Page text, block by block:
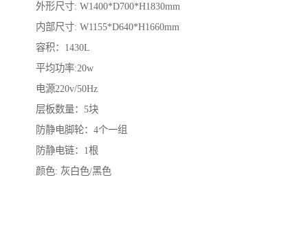
外形尺寸: W1400*D700*H1830mm
内部尺寸: W1155*D640*H1660mm
容积：1430L
平均功率:20w
电源220v/50Hz
层板数量：5块
防静电脚轮：4个一组
防静电链：1根
颜色: 灰白色/黑色